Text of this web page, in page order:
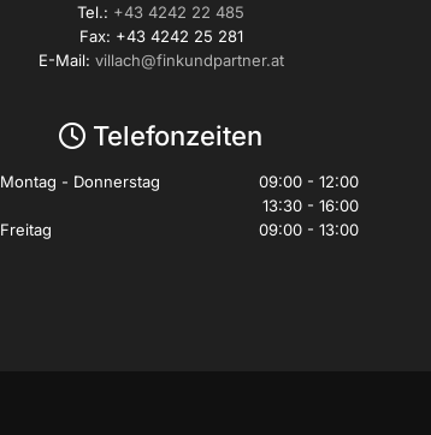
Tel.: +43 4242 22 485
Fax: +43 4242 25 281
E-Mail: villach@finkundpartner.at
 Telefonzeiten
Montag - Donnerstag
09:00 - 12:00
13:30 - 16:00
Freitag
09:00 - 13:00